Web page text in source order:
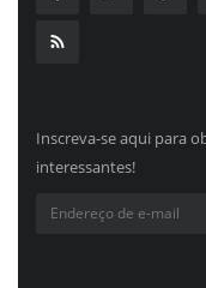
Inscreva-se aqui para
interessantes!